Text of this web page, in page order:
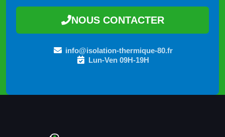
NOUS CONTACTER
info@isolation-thermique-80.fr
Lun-Ven 09H-19H